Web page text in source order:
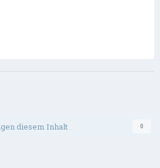
diesem Inhalt 0